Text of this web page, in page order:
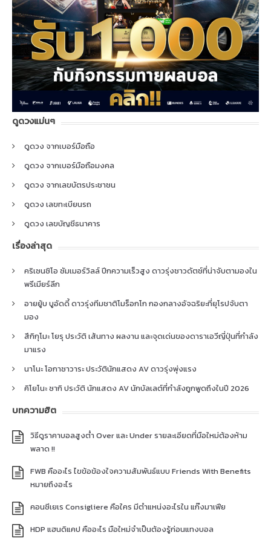
ดูดวงแม่นๆ
ดูดวง จากเบอร์มือถือ
ดูดวง จากเบอร์มือถือมงคล
ดูดวง จากเลขบัตรประชาชน
ดูดวง เลขทะเบียนรถ
ดูดวง เลขบัญชีธนาคาร
เรื่องล่าสุด
คริเซนซิโอ ซัมเมอร์วิลล์ ปีกความเร็วสูง ดาวรุ่งชาวดัตช์ที่น่าจับตามองใน
พรีเมียร์ลีก
อายยู้บ บูอัดดี้ ดาวรุ่งทีมชาติโมร็อกโก กองกลางอัจฉริยะที่ยุโรปจับตา
มอง
สึกิกุโมะ โยรุ ประวัติ เส้นทาง ผลงาน และจุดเด่นของดาราเอวีญี่ปุ่นที่กำลัง
มาแรง
นาโนะ โอกาซาวาระ ประวัตินักแสดง AV ดาวรุ่งพุ่งแรง
คิโยโนะ ซากิ ประวัติ นักแสดง AV นักบัลเลต์ที่กำลังถูกพูดถึงในปี 2026
บทความฮิต
วิธีดูราคาบอลสูงต่ำ Over และ Under รายละเอียดที่มือใหม่ต้องห้าม
พลาด !!
FWB คืออะไร ไขข้อข้องใจความสัมพันธ์แบบ Friends With Benefits
หมายถึงอะไร
คอนซีเยเร Consigliere คือใคร มีตำแหน่งอะไรใน แก๊งมาเฟีย
HDP แฮนดิแคป คืออะไร มือใหม่จำเป็นต้องรู้ก่อนแทงบอล